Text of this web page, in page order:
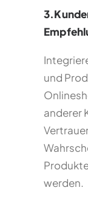
und
anderer
werden.